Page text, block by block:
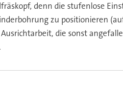
denn die stufenlose
zu positionieren
die sonst